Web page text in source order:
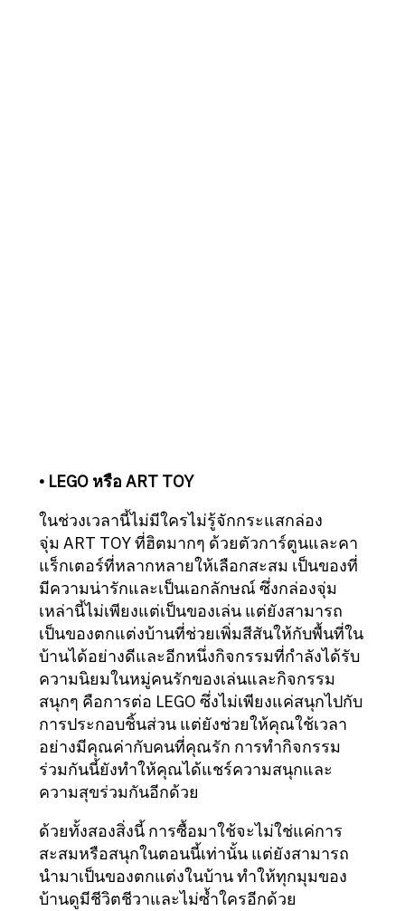
• LEGO หรือ ART TOY
ในช่วงเวลานี้ไม่มีใครไม่รู้จักกระแสกล่อง
จุ่ม ART TOY ที่ฮิตมากๆ ด้วยตัวการ์ตูนและคา
แร็กเตอร์ที่หลากหลายให้เลือกสะสม เป็นของที่
มีความน่ารักและเป็นเอกลักษณ์ ซึ่งกล่องจุ่ม
เหล่านี้ไม่เพียงแต่เป็นของเล่น แต่ยังสามารถ
เป็นของตกแต่งบ้านที่ช่วยเพิ่มสีสันให้กับพื้นที่ใน
บ้านได้อย่างดีและอีกหนึ่งกิจกรรมที่กำลังได้รับ
ความนิยมในหมู่คนรักของเล่นและกิจกรรม
สนุกๆ คือการต่อ LEGO ซึ่งไม่เพียงแค่สนุกไปกับ
การประกอบชิ้นส่วน แต่ยังช่วยให้คุณใช้เวลา
อย่างมีคุณค่ากับคนที่คุณรัก การทำกิจกรรม
ร่วมกันนี้ยังทำให้คุณได้แชร์ความสนุกและ
ความสุขร่วมกันอีกด้วย
ด้วยทั้งสองสิ่งนี้ การซื้อมาใช้จะไม่ใช่แค่การ
สะสมหรือสนุกในตอนนี้เท่านั้น แต่ยังสามารถ
นำมาเป็นของตกแต่งในบ้าน ทำให้ทุกมุมของ
บ้านดูมีชีวิตชีวาและไม่ซ้ำใครอีกด้วย